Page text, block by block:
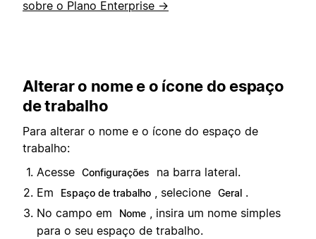
sobre o Plano Enterprise →
Alterar o nome e o ícone do espaço
de trabalho
Para alterar o nome e o ícone do espaço de
trabalho:
Acesse Configurações
na barra lateral.
Em
Espaço de trabalho , selecione Geral .
No campo em
Nome , insira um nome simples
para o seu espaço de trabalho.